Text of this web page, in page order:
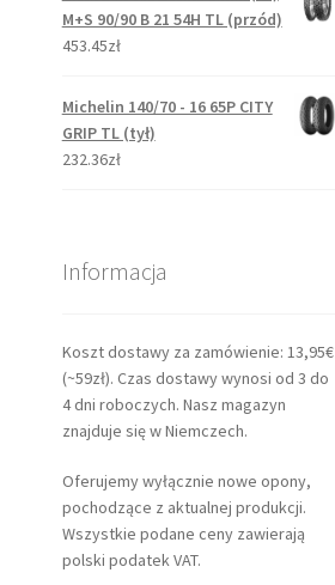
M+S 90/90 B 21 54H TL (przód)
453.45zł
Michelin 140/70 - 16 65P CITY
GRIP TL (tył)
232.36zł
Informacja
Koszt dostawy za zamówienie: 13,95€
(~59zł). Czas dostawy wynosi od 3 do
4 dni roboczych. Nasz magazyn
znajduje się w Niemczech.
Oferujemy wyłącznie nowe opony,
pochodzące z aktualnej produkcji.
Wszystkie podane ceny zawierają
polski podatek VAT.